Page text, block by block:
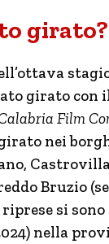
girato?
girato con
Film
nei
Bruzio
si
nella